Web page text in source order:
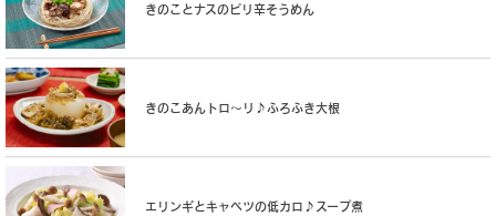
きのことナスのピリ辛そうめん
きのこあんトロ〜リ♪ふろふき大根
エリンギとキャベツの低カロ♪スープ煮